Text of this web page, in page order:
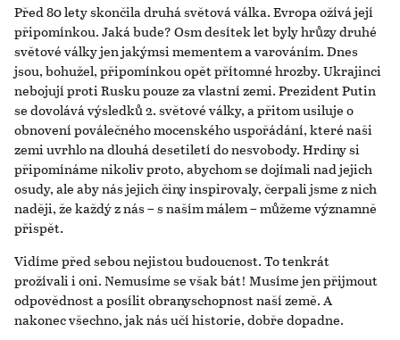
Před 80 lety skončila druhá světová válka. Evropa ožívá její
připomínkou. Jaká bude? Osm desítek let byly hrůzy druhé
světové války jen jakýmsi mementem a varováním. Dnes
jsou, bohužel, připomínkou opět přítomné hrozby. Ukrajinci
nebojují proti Rusku pouze za vlastní zemi. Prezident Putin
se dovolává výsledků 2. světové války, a přitom usiluje o
obnovení poválečného mocenského uspořádání, které naši
zemi uvrhlo na dlouhá desetiletí do nesvobody. Hrdiny si
připomínáme nikoliv proto, abychom se dojímali nad jejich
osudy, ale aby nás jejich činy inspirovaly, čerpali jsme z nich
naději, že každý z nás – s naším málem – můžeme významně
přispět.
Vidíme před sebou nejistou budoucnost. To tenkrát
prožívali i oni. Nemusíme se však bát! Musíme jen přijmout
odpovědnost a posílit obranyschopnost naší země. A
nakonec všechno, jak nás učí historie, dobře dopadne.